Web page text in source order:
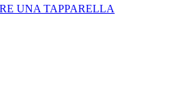
UNA TAPPARELLA